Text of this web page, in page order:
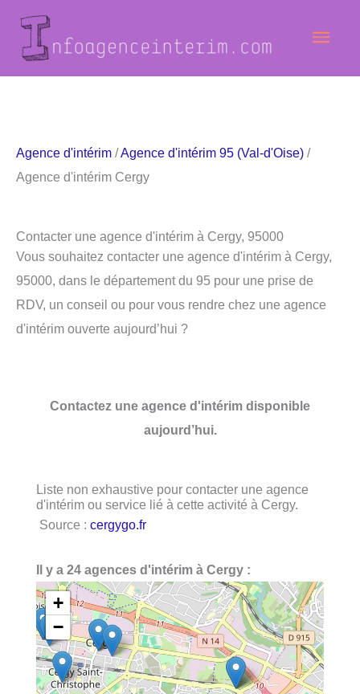
contenu
Agence d'intérim /Agence d'intérim 95 (Val-d'Oise) /
Agence d'intérim Cergy
Contacter une agence d'intérim à Cergy, 95000
Vous souhaitez contacter une agence d'intérim à Cergy,
95000, dans le département du 95 pour une prise de
RDV, un conseil ou pour vous rendre chez une agence
d'intérim ouverte aujourd’hui ?
Contactez une agence d'intérim disponible
aujourd’hui.
Liste non exhaustive pour contacter une agence
d'intérim ou service lié à cette activité à Cergy.
Source : cergygo.fr
Il y a 24 agences d'intérim à Cergy :
+
−